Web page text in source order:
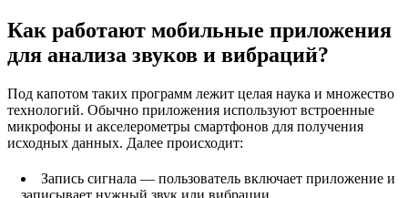
Как работают мобильные приложения
для анализа звуков и вибраций?
Под капотом таких программ лежит целая наука и множество
технологий. Обычно приложения используют встроенные
микрофоны и акселерометры смартфонов для получения
исходных данных. Далее происходит:
Запись сигнала — пользователь включает приложение и
записывает нужный звук или вибрации.